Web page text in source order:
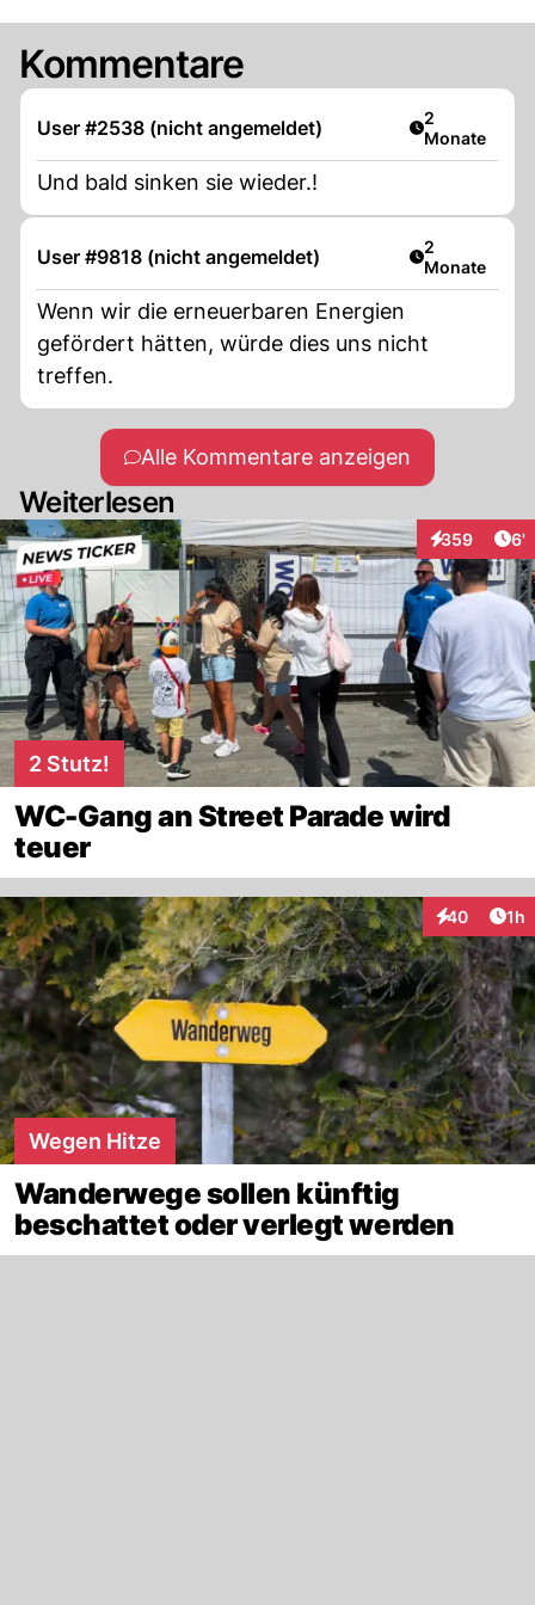
Kommentare
User #2538 (nicht angemeldet) Artikel
2
Monate
Und bald sinken sie wieder.!
User #9818 (nicht angemeldet) Artikel
2
Monate
Wenn wir die erneuerbaren Energien
gefördert hätten, würde dies uns nicht
treffen.
Alle Kommentare anzeigen
Weiterlesen
359
Interaktionen
6'
2 Stutz!
WC-Gang an Street Parade wird
teuer
40
Interaktionen
1h
Wegen Hitze
Wanderwege sollen künftig
beschattet oder verlegt werden